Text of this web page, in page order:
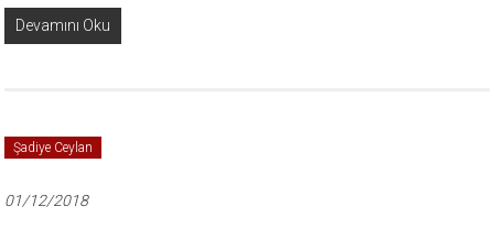
Devamını Oku
Şadiye Ceylan
01/12/2018